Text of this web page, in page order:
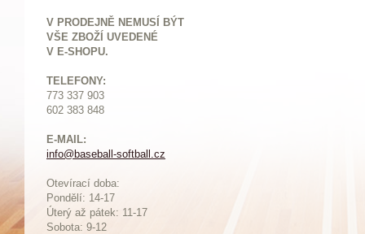
V PRODEJNĚ NEMUSÍ BÝT
VŠE ZBOŽÍ UVEDENÉ
V E-SHOPU.
TELEFONY:
773 337 903
602 383 848
E-MAIL:
info@baseball-softball.cz
Otevírací doba:
Pondělí: 14-17
Úterý až pátek: 11-17
Sobota: 9-12